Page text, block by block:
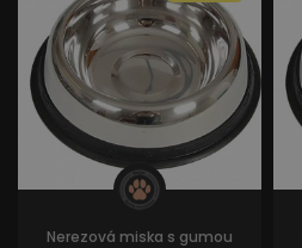
Nerezová miska s gumou